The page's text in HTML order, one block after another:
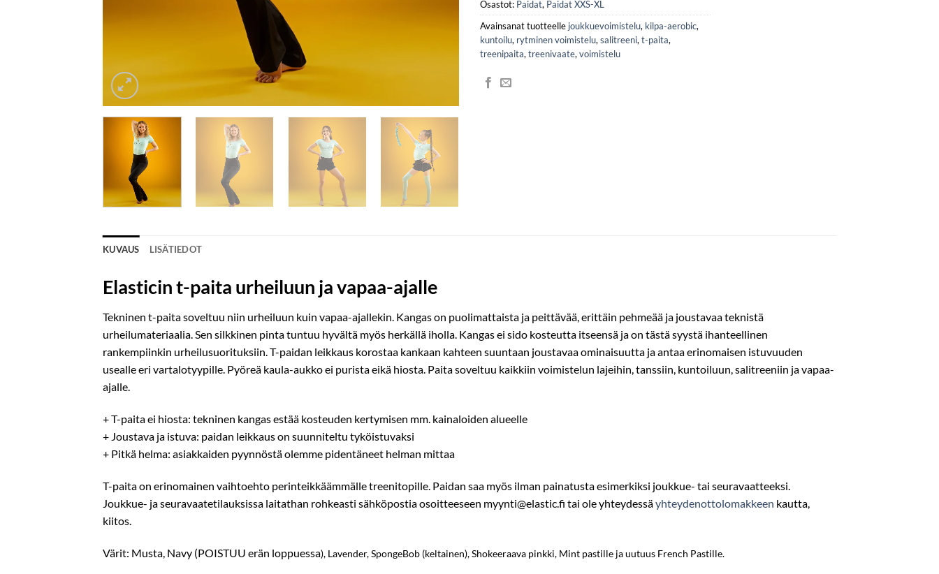
Osastot: Paidat, Paidat XXS-XL
Avainsanat tuotteelle joukkuevoimistelu, kilpa-aerobic,
kuntoilu, rytminen voimistelu, salitreeni, t-paita,
treenipaita, treenivaate, voimistelu
KUVAUS LISÄTIEDOT
Elasticin t-paita urheiluun ja vapaa-ajalle
Tekninen t-paita soveltuu niin urheiluun kuin vapaa-ajallekin. Kangas on puolimattaista ja peittävää, erittäin pehmeää ja joustavaa teknistä
urheilumateriaalia. Sen silkkinen pinta tuntuu hyvältä myös herkällä iholla. Kangas ei sido kosteutta itseensä ja on tästä syystä ihanteellinen
rankempiinkin urheilusuorituksiin. T-paidan leikkaus korostaa kankaan kahteen suuntaan joustavaa ominaisuutta ja antaa erinomaisen istuvuuden
usealle eri vartalotyypille. Pyöreä kaula-aukko ei purista eikä hiosta. Paita soveltuu kaikkiin voimistelun lajeihin, tanssiin, kuntoiluun, salitreeniin ja vapaa-
ajalle.
+ T-paita ei hiosta: tekninen kangas estää kosteuden kertymisen mm. kainaloiden alueelle
+ Joustava ja istuva: paidan leikkaus on suunniteltu tyköistuvaksi
+ Pitkä helma: asiakkaiden pyynnöstä olemme pidentäneet helman mittaa
T-paita on erinomainen vaihtoehto perinteikkäämmälle treenitopille. Paidan saa myös ilman painatusta esimerkiksi joukkue- tai seuravaatteeksi.
Joukkue- ja seuravaatetilauksissa laitathan rohkeasti sähköpostia osoitteeseen myynti@elastic.fi tai ole yhteydessäyhteydenottolomakkeen kautta,
kiitos.
Värit: Musta, Navy (POISTUU erän loppuessa), Lavender, SpongeBob (keltainen), Shokeeraava pinkki, Mint pastille ja uutuus French Pastille.